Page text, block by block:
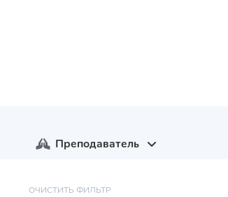
Преподаватель
ОЧИСТИТЬ ФИЛЬТР